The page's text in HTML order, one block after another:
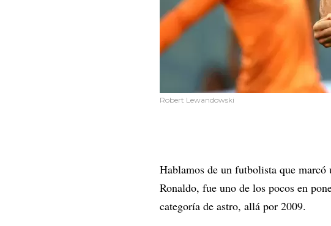
Robert Lewandowski
Hablamos de un futbolista que
Ronaldo, fue uno de los pocos en
categoría de astro, allá por 2009.